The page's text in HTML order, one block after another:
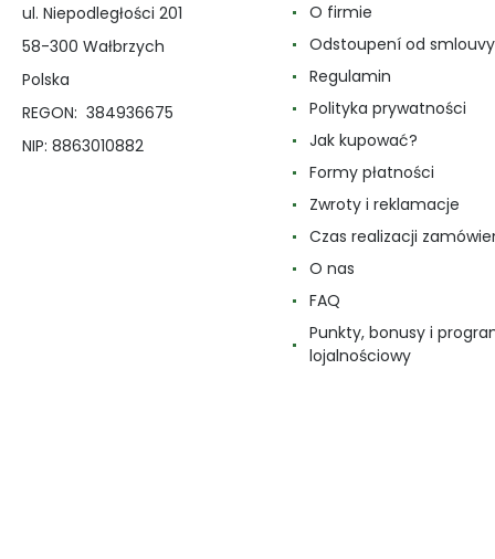
ul. Niepodległości 201
58-300 Wałbrzych
Polska
REGON: 384936675
NIP: 8863010882
O firmie
Odstoupení od smlouvy
Regulamin
Polityka prywatności
Jak kupować?
Formy płatności
Zwroty i reklamacje
Czas realizacji
O nas
FAQ
Punkty, bonusy i
lojalnościowy